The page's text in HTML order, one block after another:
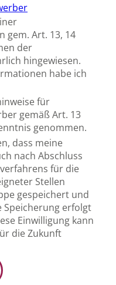
gem. Art. 13, 14
der
habe ich
für
gemäß Art. 13
genommen.
dass meine
nach Abschluss
für die
Stellen
gespeichert und
Speicherung erfolgt
Einwilligung kann
die Zukunft